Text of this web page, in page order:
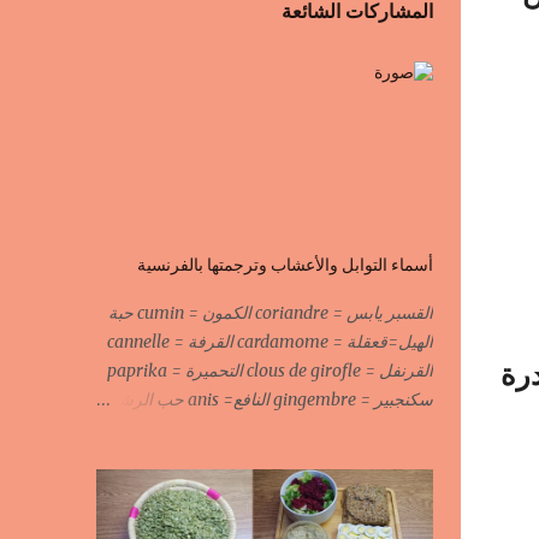
المشاركات الشائعة
أسماء التوابل والأعشاب وترجمتها بالفرنسية
القسبر يابس = coriandre الكمون = cumin حبة
الهيل=قعقلة = cardamome القرفة = cannelle
القرنفل = clous de girofle التحميرة = paprika
سكنجبير = gingembre النافع= anis حب الرشاد
de muscade الكروية البيضاء=carvi blond
الكروية السوداء=carvi noir الحلبة=fenugrec